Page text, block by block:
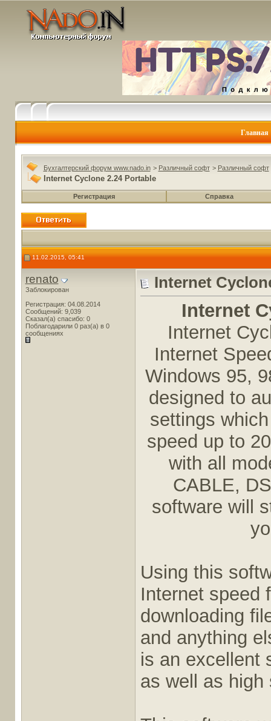
Главная
Бухгалтерский форум www.nado.in > Различный софт > Различный софт
Internet Cyclone 2.24 Portable
Регистрация Справка
11.02.2015, 05:41
renato
Заблокирован
Регистрация: 04.08.2014
Сообщений: 9,039
Сказал(а) спасибо: 0
Поблагодарили 0 раз(а) в 0
сообщениях
Internet
Internet
Internet
Internet
Windows 95,
designed to
settings
speed up to
with all
CABLE,
software will
Using this
Internet speed
downloading
and anything
is an excellent
as well as